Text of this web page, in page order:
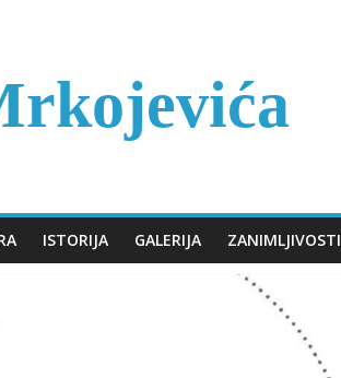
ISTORIJA GALERIJA ZANIMLJIVOSTI